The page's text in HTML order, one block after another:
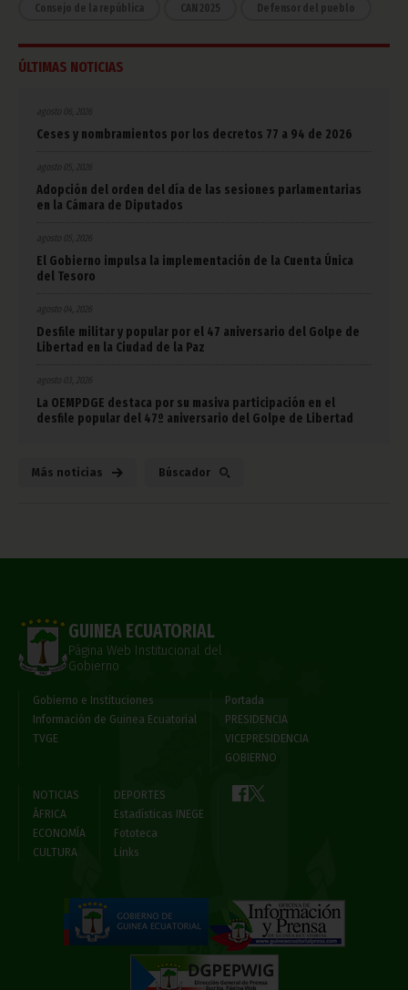
Consejo de la república CAN 2025 Defensor del pueblo
ÚLTIMAS NOTICIAS
agosto 06, 2026
Ceses y nombramientos por los decretos 77 a 94 de 2026
agosto 05, 2026
Adopción del orden del día de las sesiones parlamentarias
en la Cámara de Diputados
agosto 05, 2026
El Gobierno impulsa la implementación de la Cuenta Única
del Tesoro
agosto 04, 2026
Desfile militar y popular por el 47 aniversario del Golpe de
Libertad en la Ciudad de la Paz
agosto 03, 2026
La OEMPDGE destaca por su masiva participación en el
desfile popular del 47º aniversario del Golpe de Libertad
Más noticias Búscador
GUINEA ECUATORIAL
Página Web Institucional del
Gobierno
Gobierno e Instituciones
Información de Guinea Ecuatorial
TVGE
Portada
PRESIDENCIA
VICEPRESIDENCIA
GOBIERNO
NOTICIAS
ÁFRICA
ECONOMÍA
CULTURA
DEPORTES
Estadísticas INEGE
Fototeca
Links